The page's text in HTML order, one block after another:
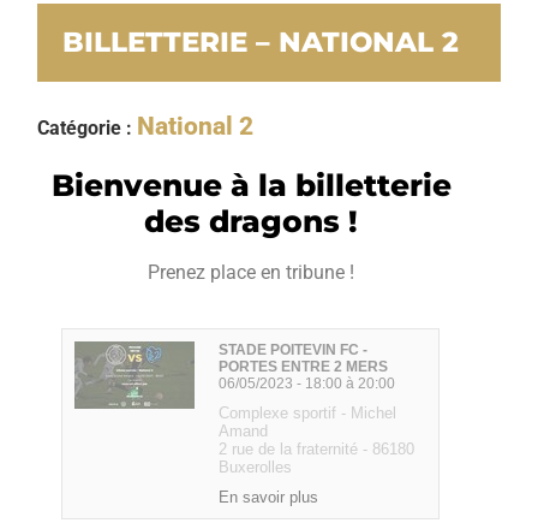
BILLETTERIE – NATIONAL 2
Catégorie : National 2
Bienvenue à la billetterie
des dragons !
Prenez place en tribune !